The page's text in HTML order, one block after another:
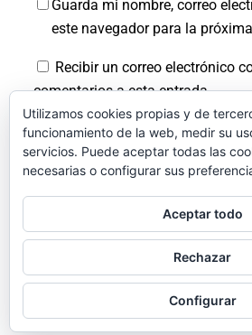
Guarda mi nombre, correo
este navegador para la
Recibir un correo electrónico
comentarios a esta entrada.
Recibir un correo electrónico
entrada.
Facebook
X
Utilizamos cookies propias y de
funcionamiento de la web, medir su
servicios. Puede aceptar todas las
necesarias o configurar sus
Aceptar todo
Rechazar
Configurar